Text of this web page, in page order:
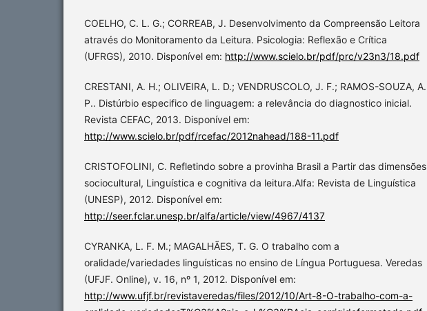
COELHO, C. L. G.; CORREAB, J. Desenvolvimento da Compreensão Leitora
através do Monitoramento da Leitura. Psicologia: Reflexão e Crítica
(UFRGS), 2010. Disponível em: http://www.scielo.br/pdf/prc/v23n3/18.pdf
CRESTANI, A. H.; OLIVEIRA, L. D.; VENDRUSCOLO, J. F.; RAMOS-SOUZA, A.
P.. Distúrbio especifico de linguagem: a relevância do diagnostico inicial.
Revista CEFAC, 2013. Disponível em:
http://www.scielo.br/pdf/rcefac/2012nahead/188-11.pdf
CRISTOFOLINI, C. Refletindo sobre a provinha Brasil a Partir das dimensões
sociocultural, Linguística e cognitiva da leitura.Alfa: Revista de Linguística
(UNESP), 2012. Disponível em:
http://seer.fclar.unesp.br/alfa/article/view/4967/4137
CYRANKA, L. F. M.; MAGALHÃES, T. G. O trabalho com a
oralidade/variedades linguísticas no ensino de Língua Portuguesa. Veredas
(UFJF. Online), v. 16, nº 1, 2012. Disponível em:
http://www.ufjf.br/revistaveredas/files/2012/10/Art-8-O-trabalho-com-a-